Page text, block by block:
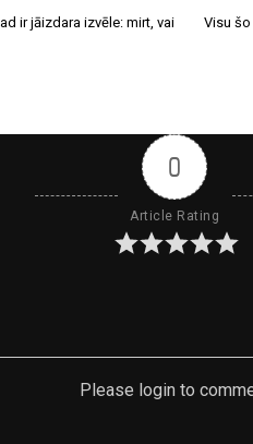
ir jāizdara izvēle: mirt, vai
Visu
0
Article Rating
Please login to